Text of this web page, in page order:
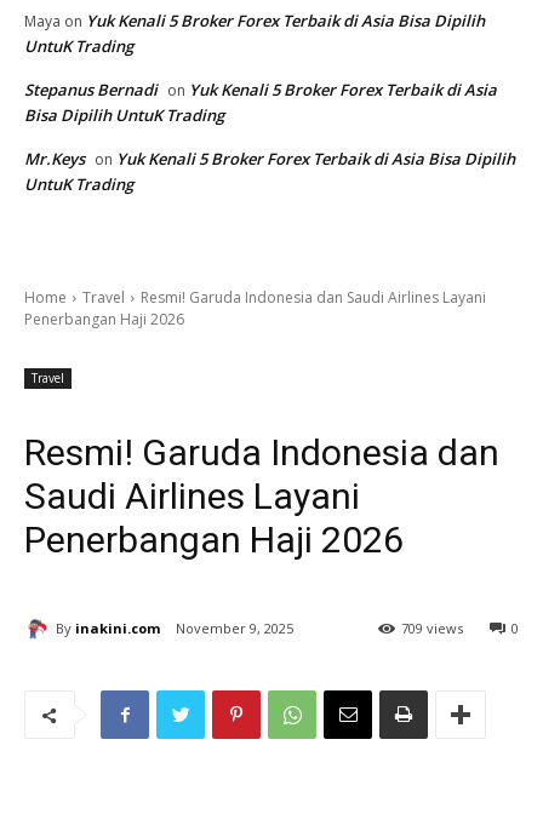
Maya on Yuk Kenali 5 Broker Forex Terbaik di Asia Bisa Dipilih
UntuK Trading
Stepanus Bernadi on Yuk Kenali 5 Broker Forex Terbaik di Asia
Bisa Dipilih UntuK Trading
Mr.Keys on Yuk Kenali 5 Broker Forex Terbaik di Asia Bisa Dipilih
UntuK Trading